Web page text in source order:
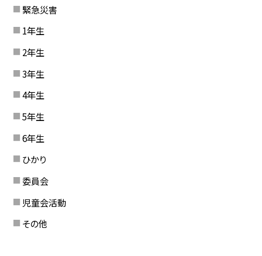
緊急災害
1年生
2年生
3年生
4年生
5年生
6年生
ひかり
委員会
児童会活動
その他